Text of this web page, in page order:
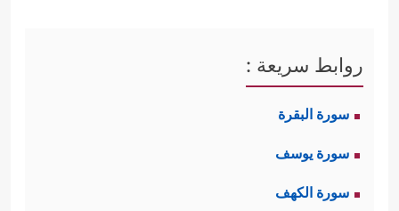
روابط سريعة :
سورة البقرة
سورة يوسف
سورة الكهف